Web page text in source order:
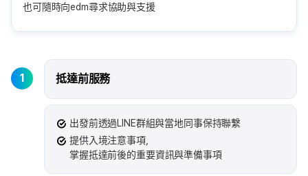
也可隨時向edm尋求協助與支援
1 抵達前服務
出發前透過LINE群組與當地同事保持聯繫
提供入境注意事項，
掌握抵達前後的重要資訊與準備事項